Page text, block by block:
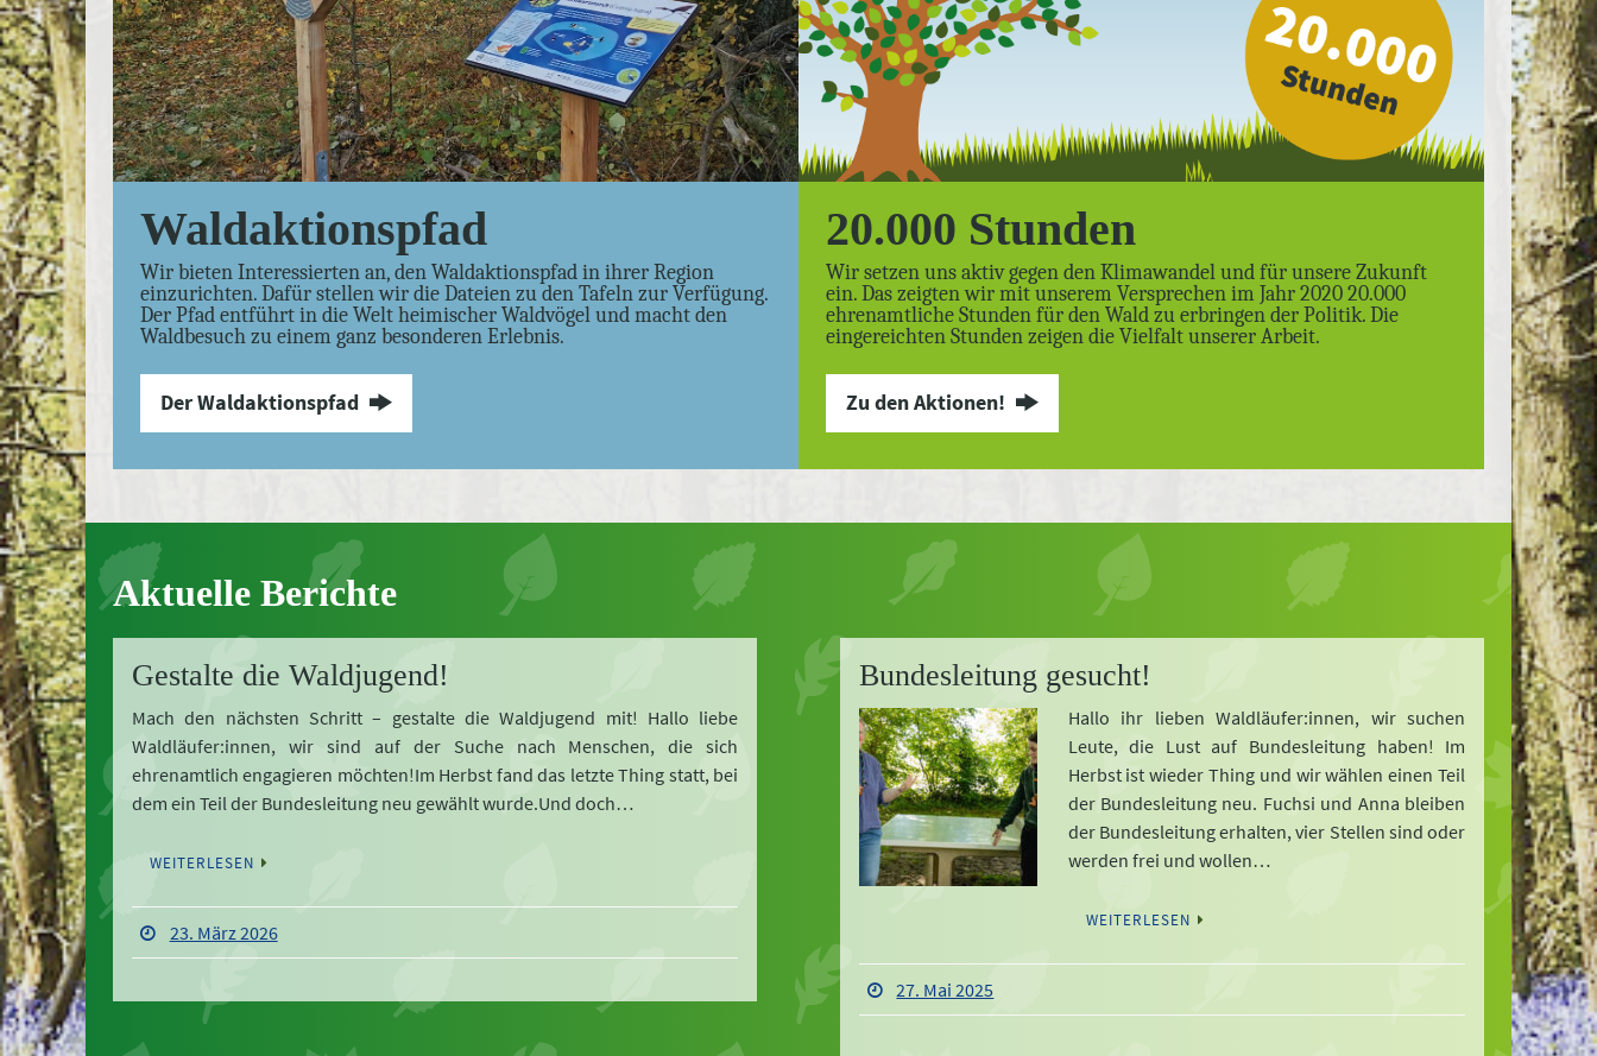
Waldaktionspfad
Wir bieten Interessierten an, den Waldaktionspfad in ihrer Region
einzurichten. Dafür stellen wir die Dateien zu den Tafeln zur Verfügung.
Der Pfad entführt in die Welt heimischer Waldvögel und macht den
Waldbesuch zu einem ganz besonderen Erlebnis.
Der Waldaktionspfad
20.000 Stunden
Wir setzen uns aktiv gegen den Klimawandel und für unsere Zukunft
ein. Das zeigten wir mit unserem Versprechen im Jahr 2020 20.000
ehrenamtliche Stunden für den Wald zu erbringen der Politik. Die
eingereichten Stunden zeigen die Vielfalt unserer Arbeit.
Zu den Aktionen!
Aktuelle Berichte
Gestalte die Waldjugend!
Mach den nächsten Schritt – gestalte die Waldjugend mit! Hallo liebe
Waldläufer:innen, wir sind auf der Suche nach Menschen, die sich
ehrenamtlich engagieren möchten!Im Herbst fand das letzte Thing statt, bei
dem ein Teil der Bundesleitung neu gewählt wurde.Und doch…
WEITERLESEN
23. März 2026
Bundesleitung gesucht!
Hallo ihr lieben Waldläufer:innen, wir suchen
Leute, die Lust auf Bundesleitung haben! Im
Herbst ist wieder Thing und wir wählen einen Teil
der Bundesleitung neu. Fuchsi und Anna bleiben
der Bundesleitung erhalten, vier Stellen sind oder
werden frei und wollen…
WEITERLESEN
27. Mai 2025